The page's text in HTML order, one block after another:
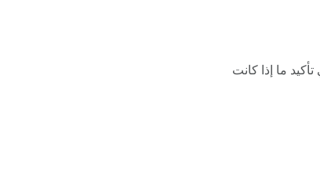
بأي تأكيد ما إذا كانت